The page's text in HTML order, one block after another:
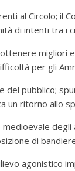
al Circolo; il
di intenti tra i
migliori
per gli
del pubblico;
un ritorno allo
degli
di
agonistico